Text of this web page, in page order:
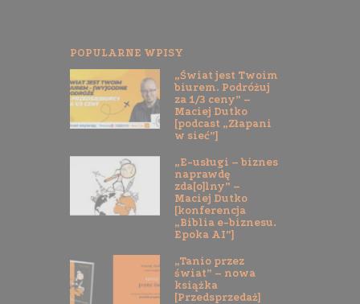
POPULARNE WPISY
„Świat jest Twoim
biurem. Podróżuj
za 1/3 ceny” –
Maciej Dutko
[podcast „Złapani
w sieć”]
„E-usługi – biznes
naprawdę
zda[o]lny” –
Maciej Dutko
[konferencja
„Biblia e-biznesu.
Epoka AI”]
„Tanio przez
świat” – nowa
książka
[Przedsprzedaż]